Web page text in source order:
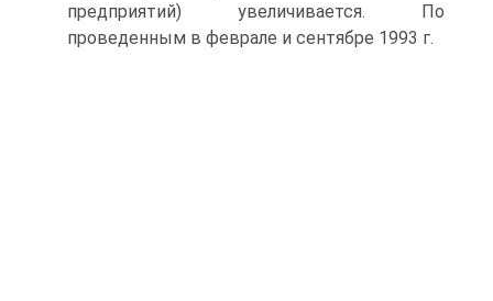
предприятий) увеличивается. По
проведенным в феврале и сентябре 1993 г.